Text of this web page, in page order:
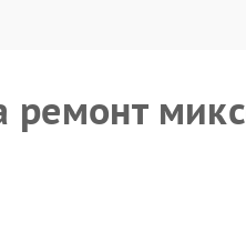
ремонт